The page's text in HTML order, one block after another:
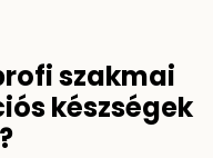
szakmai
készségek